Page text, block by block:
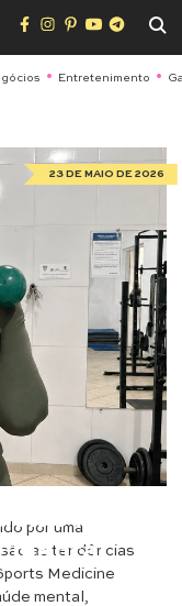
Entretenimento
fitness
mental
23 DE MAIO DE 2026
por uma
as tendências
Medicine
mental,